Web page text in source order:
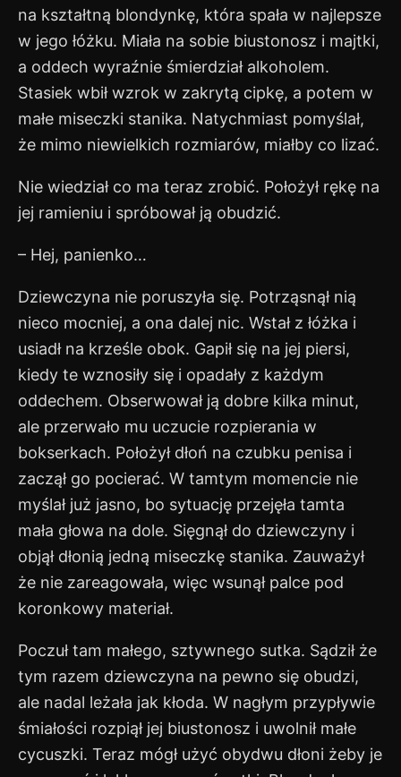
na kształtną blondynkę, która spała w najlepsze
w jego łóżku. Miała na sobie biustonosz i majtki,
a oddech wyraźnie śmierdział alkoholem.
Stasiek wbił wzrok w zakrytą cipkę, a potem w
małe miseczki stanika. Natychmiast pomyślał,
że mimo niewielkich rozmiarów, miałby co lizać.
Nie wiedział co ma teraz zrobić. Położył rękę na
jej ramieniu i spróbował ją obudzić.
– Hej, panienko…
Dziewczyna nie poruszyła się. Potrząsnął nią
nieco mocniej, a ona dalej nic. Wstał z łóżka i
usiadł na krześle obok. Gapił się na jej piersi,
kiedy te wznosiły się i opadały z każdym
oddechem. Obserwował ją dobre kilka minut,
ale przerwało mu uczucie rozpierania w
bokserkach. Położył dłoń na czubku penisa i
zaczął go pocierać. W tamtym momencie nie
myślał już jasno, bo sytuację przejęła tamta
mała głowa na dole. Sięgnął do dziewczyny i
objął dłonią jedną miseczkę stanika. Zauważył
że nie zareagowała, więc wsunął palce pod
koronkowy materiał.
Poczuł tam małego, sztywnego sutka. Sądził że
tym razem dziewczyna na pewno się obudzi,
ale nadal leżała jak kłoda. W nagłym przypływie
śmiałości rozpiął jej biustonosz i uwolnił małe
cycuszki. Teraz mógł użyć obydwu dłoni żeby je